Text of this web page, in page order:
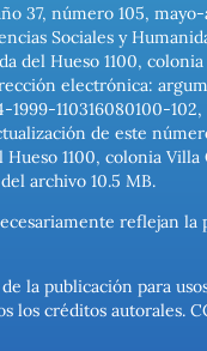
37, número 105,
Sociales y
del Hueso 1100,
electrónica:
110316080100-
de este
1100, colonia
archivo 10.5 MB.
reflejan
la publicación para
los créditos autorales.